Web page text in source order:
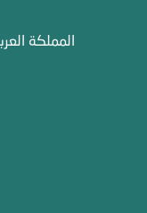
المملكة